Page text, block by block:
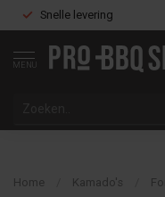
Snelle levering
MENU
Home Kamado's